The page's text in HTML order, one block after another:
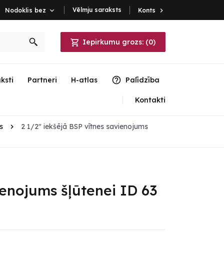
Nodoklis bez  Vēlmju saraksts Konts 
Iepirkumu grozs: (0)
Partneri H-atlas Palīdzība
Kontakti
2 1/2" iekšējā BSP vītnes savienojums
šļūtenei ID 63